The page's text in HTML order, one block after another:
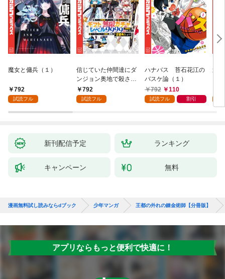
魔女と傭兵（１）
792
試読フル
信じていた仲間達にダ
ンジョン奥地で殺され
かけたがギフト『無限
ガチャ』でレベル９９
（１）
792
試読フル
ハナバス 苔石花江の
バスケ論（１）
792
110
試読フル 割引
追
強
～
新刊配信予定 ランキング
キャンペーン 無料
漫画無料試し読みならdブック 少年マンガ 王都の外れの錬金術師【分冊版】
アプリならもっと便利で快適に！